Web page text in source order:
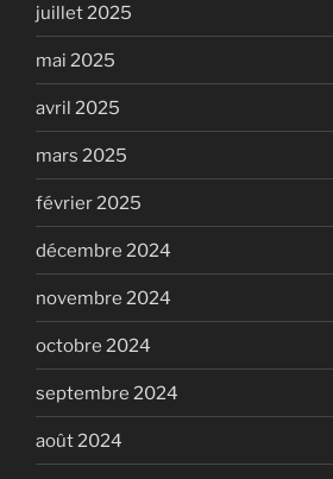
juillet 2025
mai 2025
avril 2025
mars 2025
février 2025
décembre 2024
novembre 2024
octobre 2024
septembre 2024
août 2024